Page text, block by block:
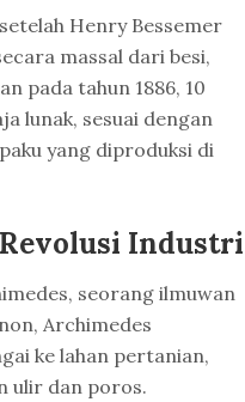
Henry Bessemer
massal dari besi,
pada tahun 1886, 10
lunak, sesuai dengan
yang diproduksi di
Industri
seorang ilmuwan
Archimedes
ke lahan pertanian,
ulir dan poros.